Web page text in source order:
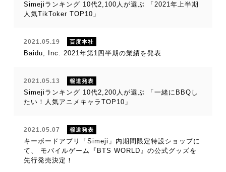
Simejiランキング 10代2,100人が選ぶ 「2021年上半期
人気TikToker TOP10」
2021.05.19 百度本社
Baidu, Inc. 2021年第1四半期の業績を発表
2021.05.13 報道発表
Simejiランキング 10代2,200人が選ぶ 「一緒にBBQし
たい！人気アニメキャラTOP10」
2021.05.07 報道発表
キーボードアプリ「Simeji」内期間限定特設ショップに
て、 モバイルゲーム『BTS WORLD』の公式グッズを
先行発売決定！